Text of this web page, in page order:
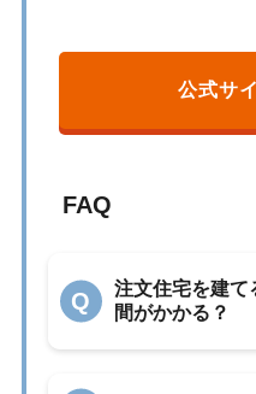
公式サ
FAQ
Q
注文住宅を建て
間がかかる？